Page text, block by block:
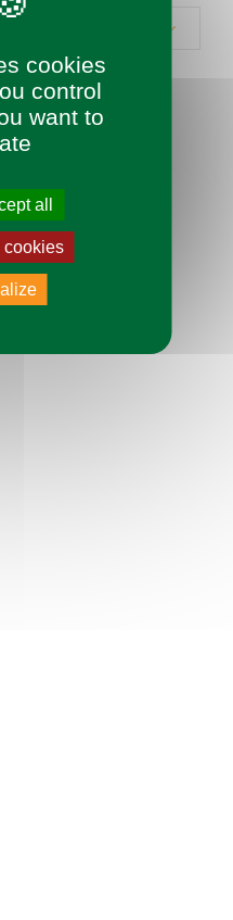
du mois de 9h à 12h
à 17h (sauf samedi)
cookies
control
want to
all
cookies